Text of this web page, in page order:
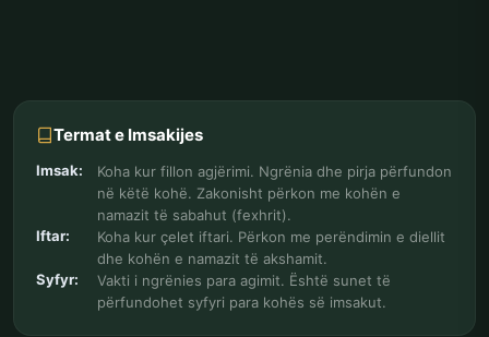
Termat e Imsakijes
Imsak:
Koha kur fillon agjërimi. Ngrënia dhe pirja përfundon
në këtë kohë. Zakonisht përkon me kohën e
namazit të sabahut (fexhrit).
Iftar:
Koha kur çelet iftari. Përkon me perëndimin e diellit
dhe kohën e namazit të akshamit.
Syfyr:
Vakti i ngrënies para agimit. Është sunet të
përfundohet syfyri para kohës së imsakut.